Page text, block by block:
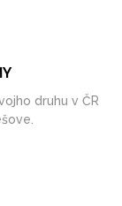
druhu v ČR